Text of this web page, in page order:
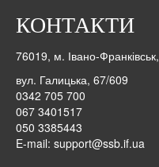
КОНТАКТИ
76019, м. Івано-Франківськ,
вул. Галицька, 67/609
0342 705 700
067 3401517
050 3385443
E-mail: support@ssb.if.ua